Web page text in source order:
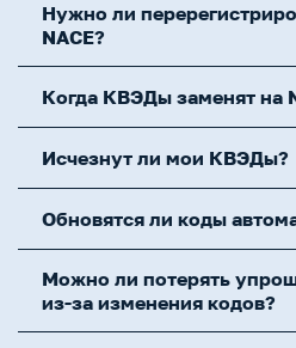
Нужно ли
NACE?
Когда КВЭДы заменят на
Исчезнут ли мои КВЭДы?
Обновятся ли коды
Можно ли потерять
из-за изменения кодов?